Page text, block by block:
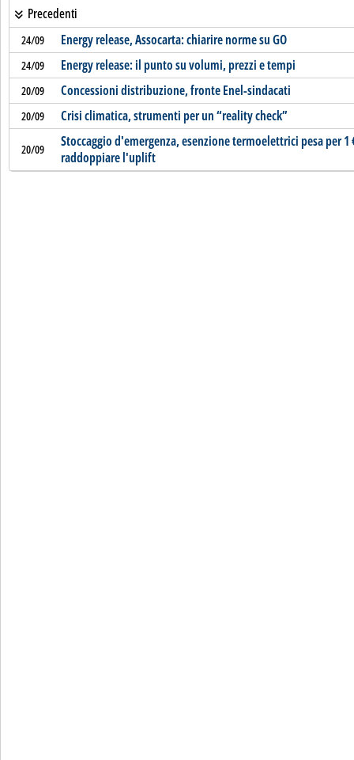
Precedenti
24/09 Energy release, Assocarta: chiarire norme su GO
24/09 Energy release: il punto su volumi, prezzi e tempi
20/09 Concessioni distribuzione, fronte Enel-sindacati
20/09 Crisi climatica, strumenti per un “reality check”
20/09
Stoccaggio d'emergenza, esenzione termoelettrici pesa per 1
raddoppiare l'uplift